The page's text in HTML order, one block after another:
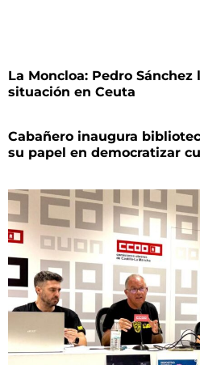
La Moncloa: Pedro
situación en Ceuta
Cabañero inaugura
su papel en democratizar